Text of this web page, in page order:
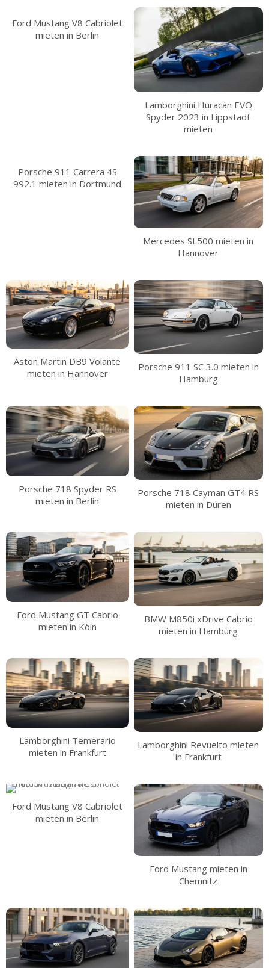
Ford Mustang V8 Cabriolet
mieten in Berlin
Lamborghini Huracán EVO
Spyder 2023 in Lippstadt
mieten
Porsche 911 Carrera 4S
992.1 mieten in Dortmund
Mercedes SL500 mieten in
Hannover
Aston Martin DB9 Volante
mieten in Hannover
Porsche 911 SC 3.0 mieten in
Hamburg
Porsche 718 Spyder RS
mieten in Berlin
Porsche 718 Cayman GT4 RS
mieten in Düren
Ford Mustang GT Cabrio
mieten in Köln
BMW M850i xDrive Cabrio
mieten in Hamburg
Lamborghini Temerario
mieten in Frankfurt
Lamborghini Revuelto mieten
in Frankfurt
Ford Mustang V8 Cabriolet
mieten in Berlin
Ford Mustang mieten in
Chemnitz